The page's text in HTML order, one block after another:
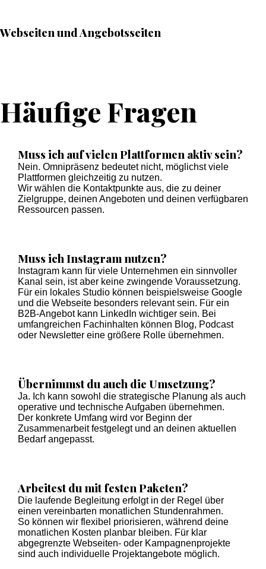
Webseiten und Angebotsseiten
Häufige Fragen
Muss ich auf vielen Plattformen aktiv sein?
Nein. Omnipräsenz bedeutet nicht, möglichst viele
Plattformen gleichzeitig zu nutzen.
Wir wählen die Kontaktpunkte aus, die zu deiner
Zielgruppe, deinen Angeboten und deinen verfügbaren
Ressourcen passen.
Muss ich Instagram nutzen?
Instagram kann für viele Unternehmen ein sinnvoller
Kanal sein, ist aber keine zwingende Voraussetzung.
Für ein lokales Studio können beispielsweise Google
und die Webseite besonders relevant sein. Für ein
B2B-Angebot kann LinkedIn wichtiger sein. Bei
umfangreichen Fachinhalten können Blog, Podcast
oder Newsletter eine größere Rolle übernehmen.
Übernimmst du auch die Umsetzung?
Ja. Ich kann sowohl die strategische Planung als auch
operative und technische Aufgaben übernehmen.
Der konkrete Umfang wird vor Beginn der
Zusammenarbeit festgelegt und an deinen aktuellen
Bedarf angepasst.
Arbeitest du mit festen Paketen?
Die laufende Begleitung erfolgt in der Regel über
einen vereinbarten monatlichen Stundenrahmen.
So können wir flexibel priorisieren, während deine
monatlichen Kosten planbar bleiben. Für klar
abgegrenzte Webseiten- oder Kampagnenprojekte
sind auch individuelle Projektangebote möglich.